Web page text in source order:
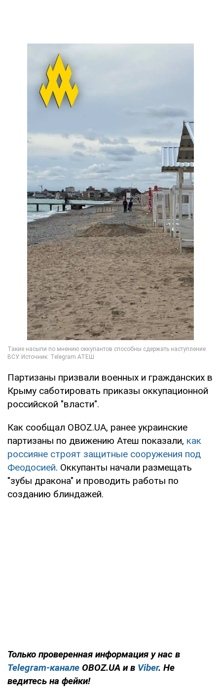
Партизаны призвали военных и гражданских в
Крыму саботировать приказы оккупационной
российской "власти".
Как сообщал OBOZ.UA, ранее украинские
партизаны по движению Атеш показали, как
россияне строят защитные сооружения под
Феодосией. Оккупанты начали размещать
"зубы дракона" и проводить работы по
созданию блиндажей.
Только проверенная информация у нас в
Telegram-канале OBOZ.UA и в Viber. Не
ведитесь на фейки!